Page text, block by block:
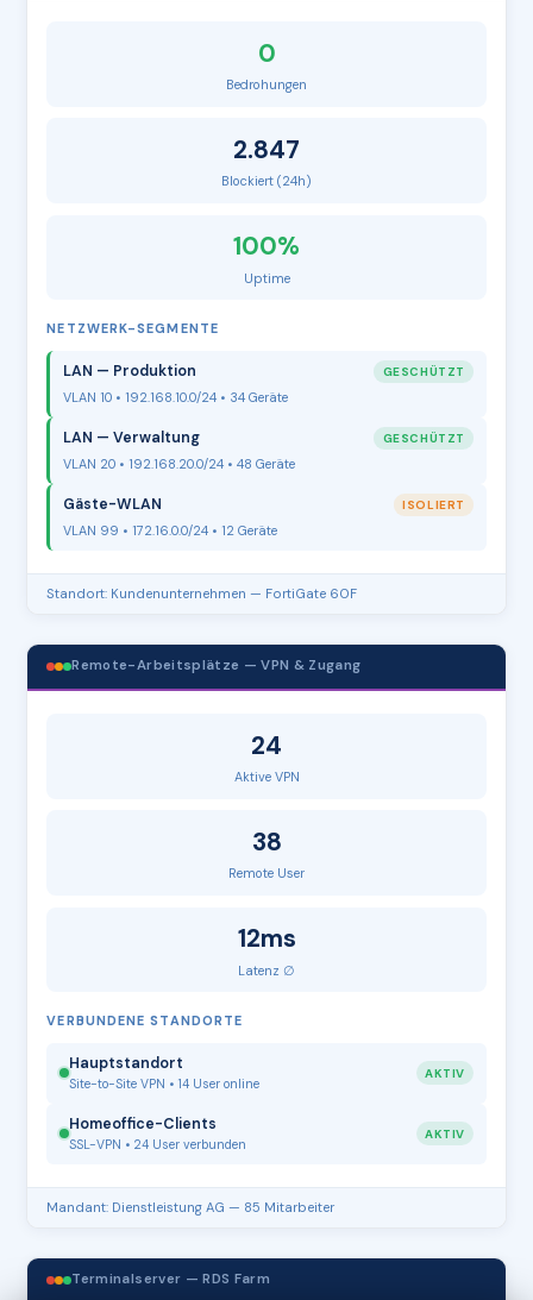
0
Bedrohungen
2.847
Blockiert (24h)
100%
Uptime
NETZWERK-SEGMENTE
LAN — Produktion GESCHÜTZT
VLAN 10 • 192.168.10.0/24 • 34 Geräte
LAN — Verwaltung GESCHÜTZT
VLAN 20 • 192.168.20.0/24 • 48 Geräte
Gäste-WLAN ISOLIERT
VLAN 99 • 172.16.0.0/24 • 12 Geräte
Standort: Kundenunternehmen — FortiGate 60F
Remote-Arbeitsplätze — VPN & Zugang
24
Aktive VPN
38
Remote User
12ms
Latenz ∅
VERBUNDENE STANDORTE
Hauptstandort
Site-to-Site VPN • 14 User online
AKTIV
Homeoffice-Clients
SSL-VPN • 24 User verbunden
AKTIV
Mandant: Dienstleistung AG — 85 Mitarbeiter
Terminalserver — RDS Farm